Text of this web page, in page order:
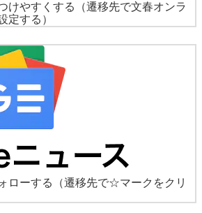
けやすくする
（遷移先で文春オンラ
定する）
ローする
（遷移先で☆マークをクリ